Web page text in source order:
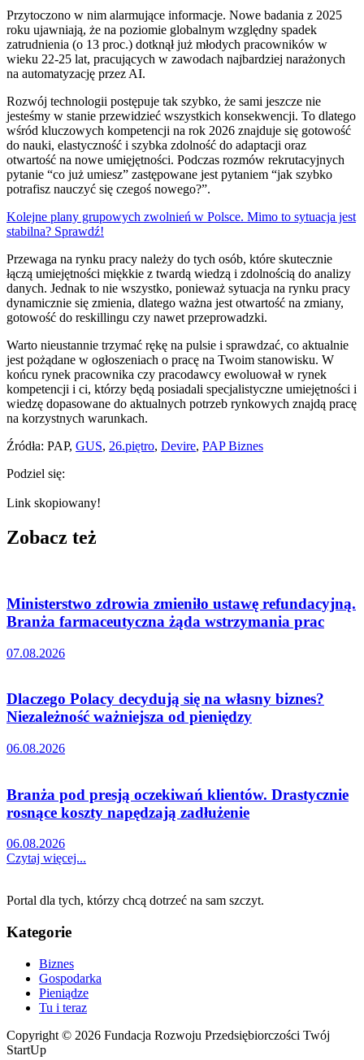
Przytoczono w nim alarmujące informacje. Nowe badania z 2025
roku ujawniają, że na poziomie globalnym względny spadek
zatrudnienia (o 13 proc.) dotknął już młodych pracowników w
wieku 22-25 lat, pracujących w zawodach najbardziej narażonych
na automatyzację przez AI.
Rozwój technologii postępuje tak szybko, że sami jeszcze nie
jesteśmy w stanie przewidzieć wszystkich konsekwencji. To dlatego
wśród kluczowych kompetencji na rok 2026 znajduje się gotowość
do nauki, elastyczność i szybka zdolność do adaptacji oraz
otwartość na nowe umięjętności. Podczas rozmów rekrutacyjnych
pytanie “co już umiesz” zastępowane jest pytaniem “jak szybko
potrafisz nauczyć się czegoś nowego?”.
Kolejne plany grupowych zwolnień w Polsce. Mimo to sytuacja jest
stabilna? Sprawdź!
Przewaga na rynku pracy należy do tych osób, które skutecznie
łączą umiejętności miękkie z twardą wiedzą i zdolnością do analizy
danych. Jednak to nie wszystko, ponieważ sytuacja na rynku pracy
dynamicznie się zmienia, dlatego ważna jest otwartość na zmiany,
gotowość do reskillingu czy nawet przeprowadzki.
Warto nieustannie trzymać rękę na pulsie i sprawdzać, co aktualnie
jest pożądane w ogłoszeniach o pracę na Twoim stanowisku. W
końcu rynek pracownika czy pracodawcy ewoluował w rynek
kompetencji i ci, którzy będą posiadali specjalistyczne umiejętności i
wiedzę dopasowane do aktualnych potrzeb rynkowych znajdą pracę
na korzystnych warunkach.
Źródła: PAP, GUS, 26.piętro, Devire, PAP Biznes
Podziel się:
Link skopiowany!
Zobacz też
Ministerstwo zdrowia zmieniło ustawę refundacyjną.
Branża farmaceutyczna żąda wstrzymania prac
07.08.2026
Dlaczego Polacy decydują się na własny biznes?
Niezależność ważniejsza od pieniędzy
06.08.2026
Branża pod presją oczekiwań klientów. Drastycznie
rosnące koszty napędzają zadłużenie
06.08.2026
Czytaj więcej...
Portal dla tych, którzy chcą dotrzeć na sam szczyt.
Kategorie
Biznes
Gospodarka
Pieniądze
Tu i teraz
Copyright © 2026 Fundacja Rozwoju Przedsiębiorczości Twój
StartUp